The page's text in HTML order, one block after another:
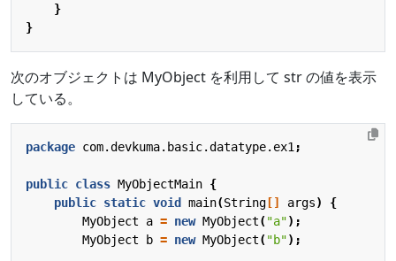
}
}
次のオブジェクトは MyObject を利用して str の値を表示
している。
package com.devkuma.basic.datatype.ex1 ;
public class MyObjectMain {
public static void main(String [] args)
{
MyObject
a = new MyObject("a");
MyObject
b = new MyObject("b");